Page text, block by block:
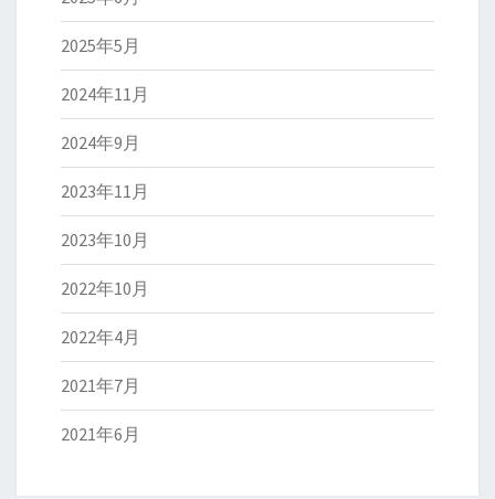
2025年5月
2024年11月
2024年9月
2023年11月
2023年10月
2022年10月
2022年4月
2021年7月
2021年6月